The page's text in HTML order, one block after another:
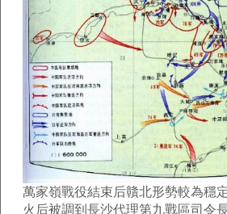
萬家嶺戰役結束后贛北形勢較為穩
火后被調到長沙代理第九戰區司令